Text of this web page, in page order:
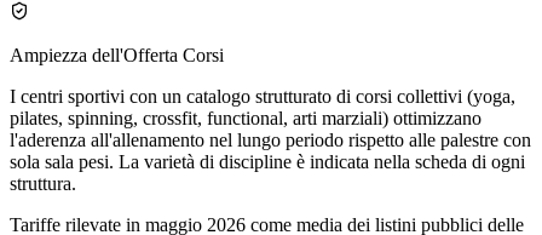
Ampiezza dell'Offerta Corsi
I centri sportivi con un catalogo strutturato di corsi collettivi (yoga,
pilates, spinning, crossfit, functional, arti marziali) ottimizzano
l'aderenza all'allenamento nel lungo periodo rispetto alle palestre con
sola sala pesi. La varietà di discipline è indicata nella scheda di ogni
struttura.
Tariffe rilevate in maggio 2026 come media dei listini pubblici delle